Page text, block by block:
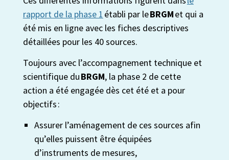
rapport de la phase 1 établi par leBRGMet qui a
été mis en ligne avec les fiches descriptives
détaillées pour les 40 sources.
Toujours avec l’accompagnement technique et
scientifique duBRGM, la phase 2 de cette
action a été engagée dès cet été et a pour
objectifs :
Assurer l’aménagement de ces sources afin
qu’elles puissent être équipées
d’instruments de mesures,